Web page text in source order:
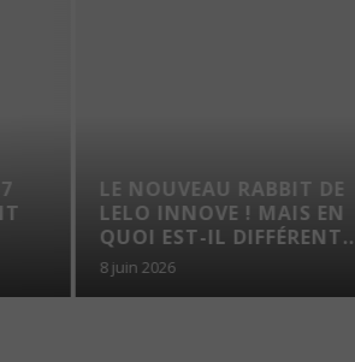
LE NOUVEAU RABBIT DE
LELO INNOVE ! MAIS EN
QUOI EST-IL
8 juin 2026